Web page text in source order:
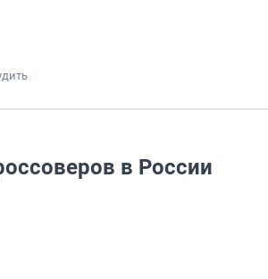
в России